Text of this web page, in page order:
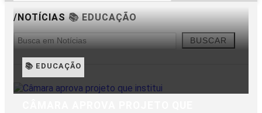
EM ALTA
/NOTÍCIAS 📚 EDUCAÇÃO
BUSCAR
📚 EDUCAÇÃO